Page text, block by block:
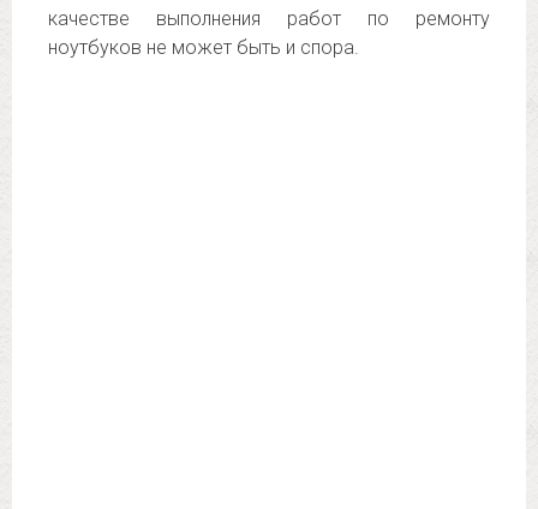
качестве выполнения работ по ремонту
ноутбуков не может быть и спора.